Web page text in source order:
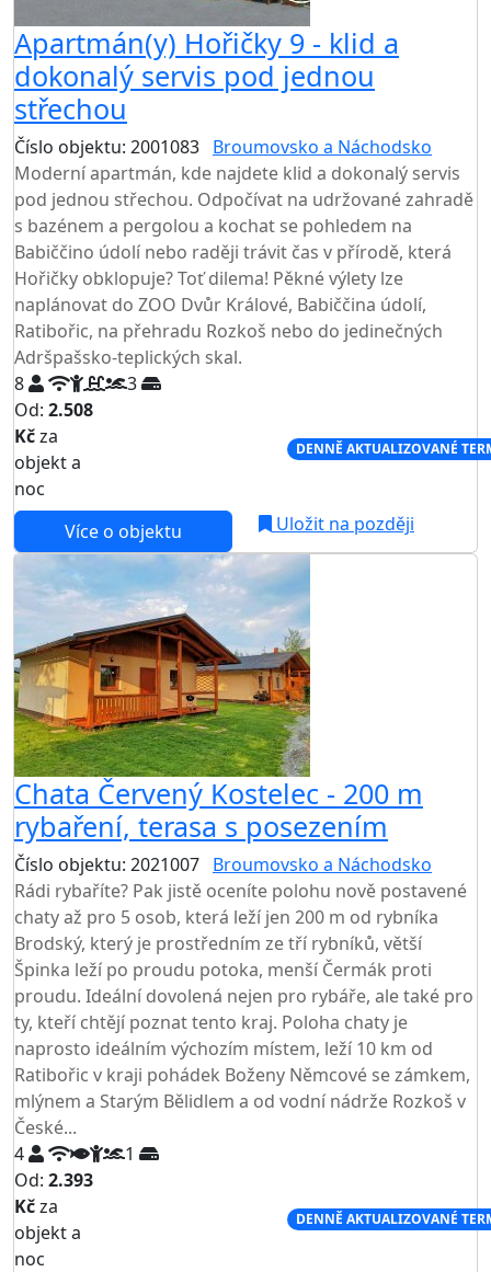
Apartmán(y) Hořičky 9 - klid a
dokonalý servis pod jednou
střechou
Číslo objektu: 2001083 Broumovsko a Náchodsko
Moderní apartmán, kde najdete klid a dokonalý servis
pod jednou střechou. Odpočívat na udržované zahradě
s bazénem a pergolou a kochat se pohledem na
Babiččino údolí nebo raději trávit čas v přírodě, která
Hořičky obklopuje? Toť dilema! Pěkné výlety lze
naplánovat do ZOO Dvůr Králové, Babiččina údolí,
Ratibořic, na přehradu Rozkoš nebo do jedinečných
Adršpašsko-teplických skal.
8
3
Od: 2.508
Kčza
objekt a
noc
DENNĚ AKTUALIZOVANÉ
Více o objektu Uložit na později
Chata Červený Kostelec - 200 m
rybaření, terasa s posezením
Číslo objektu: 2021007 Broumovsko a Náchodsko
Rádi rybaříte? Pak jistě oceníte polohu nově postavené
chaty až pro 5 osob, která leží jen 200 m od rybníka
Brodský, který je prostředním ze tří rybníků, větší
Špinka leží po proudu potoka, menší Čermák proti
proudu. Ideální dovolená nejen pro rybáře, ale také pro
ty, kteří chtějí poznat tento kraj. Poloha chaty je
naprosto ideálním výchozím místem, leží 10 km od
Ratibořic v kraji pohádek Boženy Němcové se zámkem,
mlýnem a Starým Bělidlem a od vodní nádrže Rozkoš v
České...
4
1
Od: 2.393
Kčza
objekt a
noc
DENNĚ AKTUALIZOVANÉ